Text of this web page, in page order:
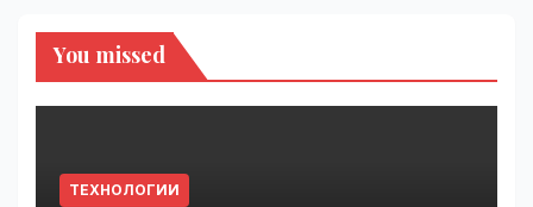
You missed
ТЕХНОЛОГИИ